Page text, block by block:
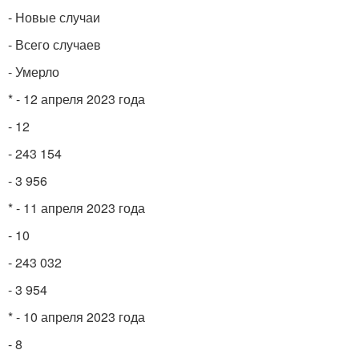
- Новые случаи
- Всего случаев
- Умерло
* - 12 апреля 2023 года
- 12
- 243 154
- 3 956
* - 11 апреля 2023 года
- 10
- 243 032
- 3 954
* - 10 апреля 2023 года
- 8